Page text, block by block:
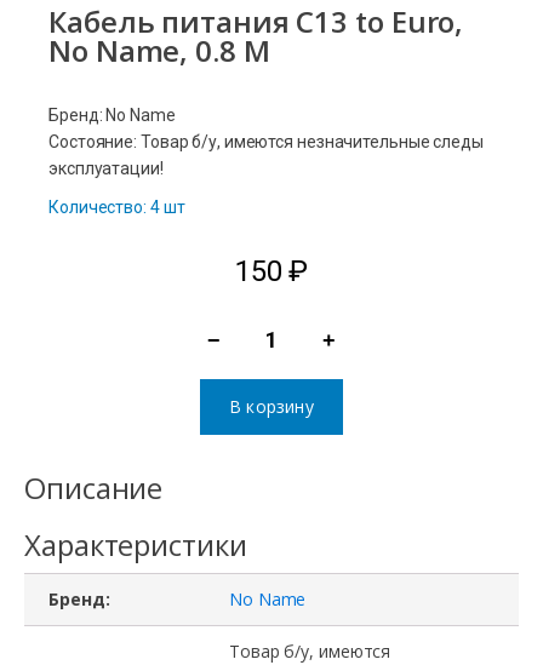
Кабель питания C13 to Euro,
No Name, 0.8 M
Бренд: No Name
Состояние: Товар б/у, имеются незначительные следы
эксплуатации!
Количество: 4 шт
150₽
−
to
Euro,
No
Name,
+
В корзину
Описание
Характеристики
Бренд: No Name
Товар б/у, имеются